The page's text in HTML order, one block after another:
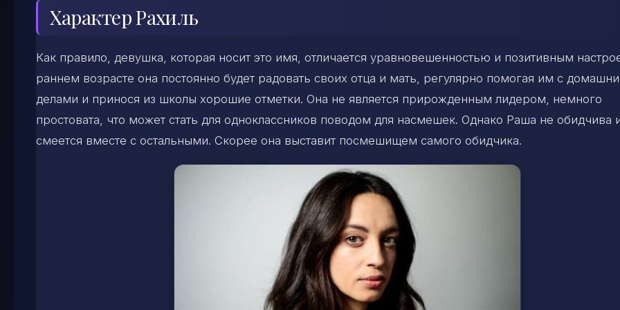
Характер Рахиль
Как правило, девушка, которая носит это имя, отличается уравновешенностью и позитивным
раннем возрасте она постоянно будет радовать своих отца и мать, регулярно помогая им с
делами и принося из школы хорошие отметки. Она не является прирожденным лидером, немного
простовата, что может стать для одноклассников поводом для насмешек. Однако Раша не обидчива
смеется вместе с остальными. Скорее она выставит посмешищем самого обидчика.